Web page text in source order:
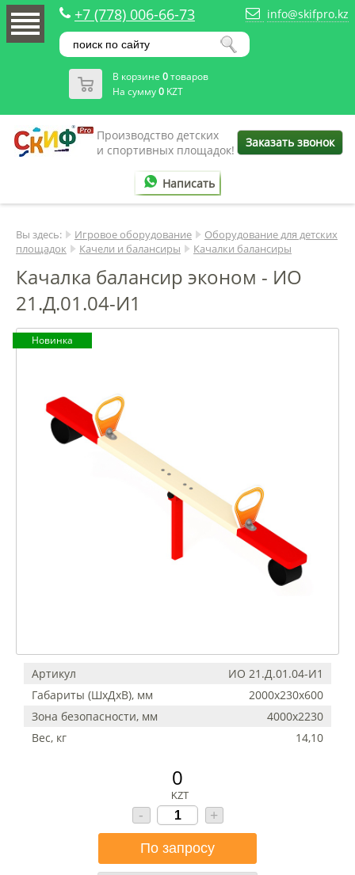
+7 (778) 006-66-73 info@skifpro.kz
В корзине 0товаров
На сумму0 KZT
Производство детских
и спортивных площадок!
Заказать звонок
Написать
Вы здесь: Игровое оборудование
Оборудование для детских
площадок
Качели и балансиры Качалки балансиры
Качалка балансир эконом - ИО
21.Д.01.04-И1
Новинка
Артикул
ИО 21.Д.01.04-И1
Габариты (ШхДхВ), мм
2000x230x600
Зона безопасности, мм
4000х2230
Вес, кг
14,10
0
KZT
- +